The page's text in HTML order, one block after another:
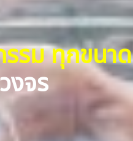
รม ทุกขนาด
งจร